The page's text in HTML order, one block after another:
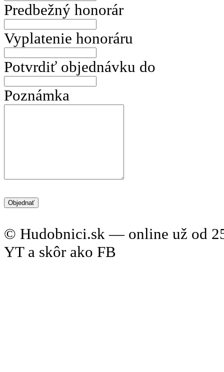
Predbežný honorár
Vyplatenie honoráru
Potvrdiť objednávku do
Poznámka
© Hudobnici.sk — online už od
YT a skôr ako FB